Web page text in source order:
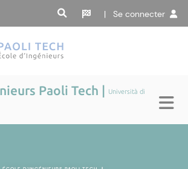
| Se connecter
Paoli Tech |
Università di